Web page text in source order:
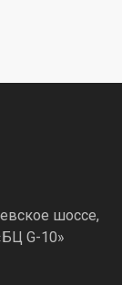
шоссе,
G-10»